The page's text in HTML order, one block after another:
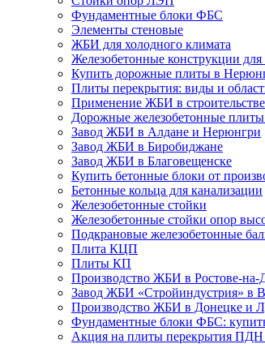
Фундаментные блоки ФБС
Элементы стеновые
ЖБИ для холодного климата
Железобетонные конструкции
Купить дорожные плиты в
Плиты перекрытия: виды и
Применение ЖБИ в
Дорожные железобетонные
Завод ЖБИ в Алдане и Нерюнгри
Завод ЖБИ в Биробиджане
Завод ЖБИ в Благовещенске
Купить бетонные блоки от
Бетонные кольца для канализации
Железобетонные стойки
Железобетонные стойки опор
Подкрановые железобетонные
Плита КЦП
Плиты КП
Производство ЖБИ в Ростове-на-
Завод ЖБИ «Стройиндустрия» в
Производство ЖБИ в Донецке и
Фундаментные блоки ФБС:
Акция на плиты перекрытия ПДН